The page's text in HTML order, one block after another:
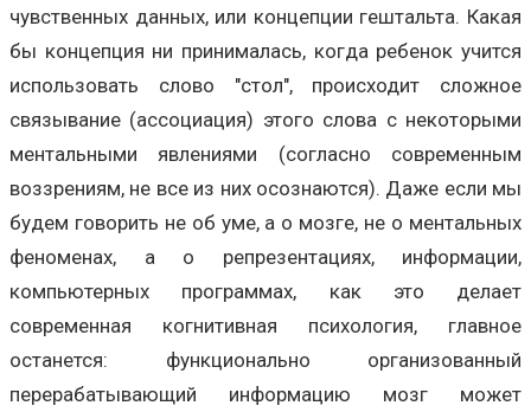
чувственных данных, или концепции гештальта. Какая
бы концепция ни принималась, когда ребенок учится
использовать слово "стол", происходит сложное
связывание (ассоциация) этого слова с некоторыми
ментальными явлениями (согласно современным
воззрениям, не все из них осознаются). Даже если мы
будем говорить не об уме, а о мозге, не о ментальных
феноменах, а о репрезентациях, информации,
компьютерных программах, как это делает
современная когнитивная психология, главное
останется: функционально организованный
перерабатывающий информацию мозг может